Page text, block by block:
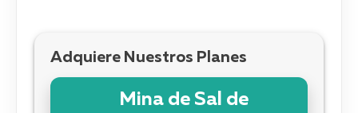
Adquiere Nuestros Planes
Mina de Sal de